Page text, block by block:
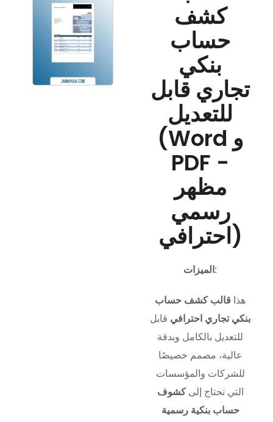
كشف
حساب
بنكي
تجاري قابل
للتعديل
(Word و
PDF -
مظهر
رسمي
احترافي)
الميزات:
هذا قالب كشف حساب
بنكي تجاري احترافي قابل
للتعديل بالكامل وبدقة
عالية، مصمم خصيصًا
للشركات والمؤسسات
التي تحتاج إلىكشوف
حساب بنكية رسمية